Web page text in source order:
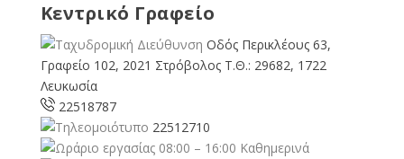
Κεντρικό Γραφείο
Οδός Περικλέους 63,
Γραφείο 102, 2021 Στρόβολος Τ.Θ.: 29682, 1722
Λευκωσία
22518787
22512710
08:00 – 16:00 Καθημερινά